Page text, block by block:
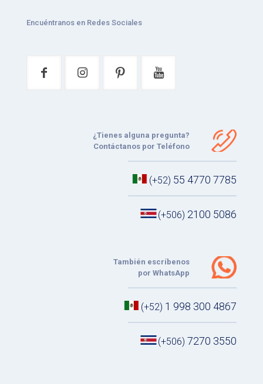
Encuéntranos en Redes Sociales
¿Tienes alguna pregunta?
Contáctanos por Teléfono
(+52) 55 4770 7785
(+506) 2100 5086
También escríbenos
por WhatsApp
(+52) 1 998 300 4867
(+506) 7270 3550